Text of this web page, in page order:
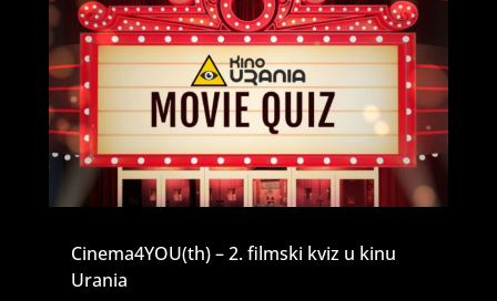
Cinema4YOU(th) – 2. filmski kviz u kinu
Urania